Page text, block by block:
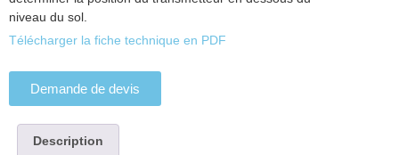
niveau du sol.
Télécharger la fiche technique en PDF
Demande de devis
Description